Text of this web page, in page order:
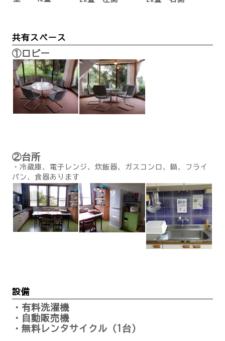
共有スペース
①ロビー
②台所
・冷蔵庫、電子レンジ、炊飯器、ガスコンロ、鍋、フライ
パン、食器あります
設備
・有料洗濯機
・自動販売機
・無料レンタサイクル（1台）